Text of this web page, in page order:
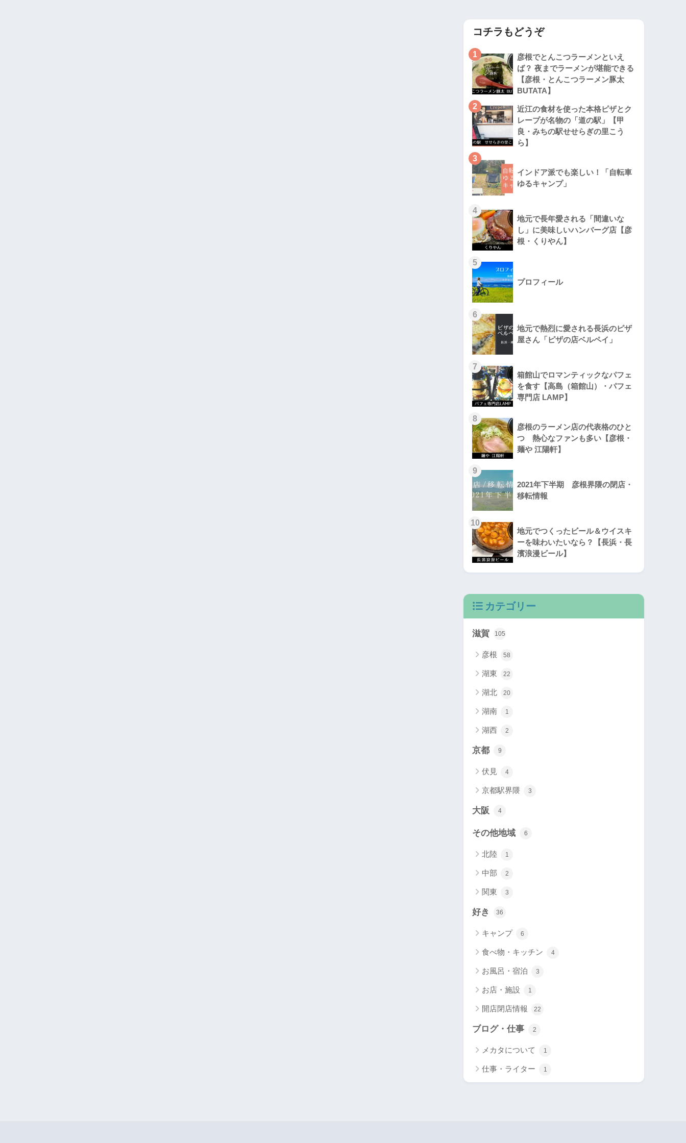
コチラもどうぞ
1
彦根でとんこつラーメンといえ
ば？ 夜までラーメンが堪能できる
【彦根・とんこつラーメン豚太
BUTATA】
2
近江の食材を使った本格ピザとク
レープが名物の「道の駅」【甲
良・みちの駅せせらぎの里こう
ら】
3
インドア派でも楽しい！「自転車
ゆるキャンプ」
4
地元で長年愛される「間違いな
し」に美味しいハンバーグ店【彦
根・くりやん】
5
プロフィール
6
地元で熱烈に愛される長浜のピザ
屋さん「ピザの店ベルペイ」
7
箱館山でロマンティックなパフェ
を食す【高島（箱館山）・パフェ
専門店 LAMP】
8
彦根のラーメン店の代表格のひと
つ 熱心なファンも多い【彦根・
麺や 江陽軒】
9
2021年下半期 彦根界隈の閉店・
移転情報
10
地元でつくったビール＆ウイスキ
ーを味わいたいなら？【長浜・長
濱浪漫ビール】
カテゴリー
滋賀 105
彦根 58
湖東 22
湖北 20
湖南 1
湖西 2
京都 9
伏見 4
京都駅界隈 3
大阪 4
その他地域 6
北陸 1
中部 2
関東 3
好き 36
キャンプ 6
食べ物・キッチン 4
お風呂・宿泊 3
お店・施設 1
開店閉店情報 22
ブログ・仕事 2
メカタについて 1
仕事・ライター 1